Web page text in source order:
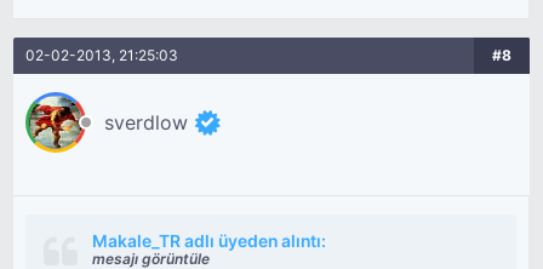
02-02-2013, 21:25:03 #8
sverdlow
Makale_TR adlı üyeden alıntı:
mesajı görüntüle